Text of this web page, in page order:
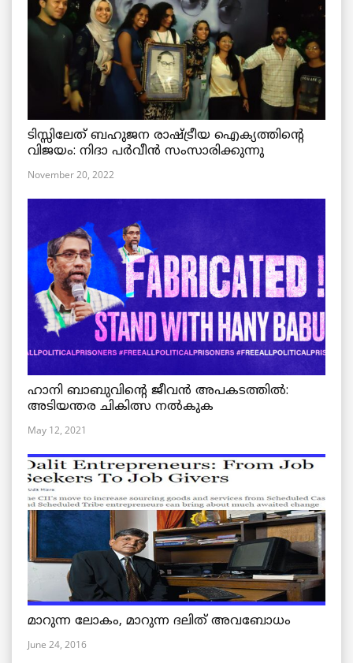
ടിസ്സിലേത് ബഹുജന രാഷ്ട്രീയ ഐക്യത്തിന്റെ
വിജയം: നിദാ പർവീൻ സംസാരിക്കുന്നു
November 20, 2022
ഹാനി ബാബുവിന്റെ ജീവൻ അപകടത്തിൽ:
അടിയന്തര ചികിത്സ നൽകുക
May 12, 2021
മാറുന്ന ലോകം, മാറുന്ന ദലിത് അവബോധം
June 24, 2016